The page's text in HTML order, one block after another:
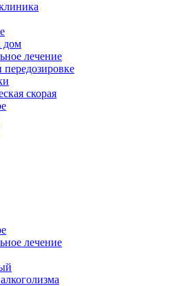
дом
лечение
скорая
лечение